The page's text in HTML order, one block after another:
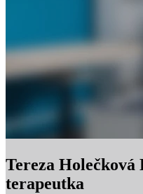
Tereza
terapeutka